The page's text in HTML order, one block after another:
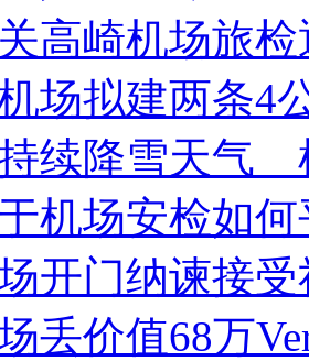
高崎机场旅
场拟建两条4
续降雪天气
机场安检如
开门纳谏接
丢价值68万